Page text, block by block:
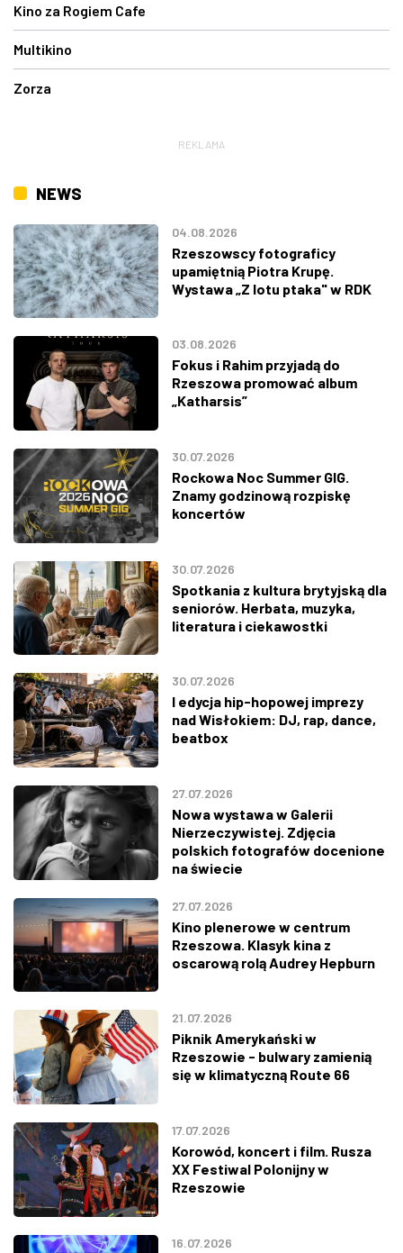
Kino za Rogiem Cafe
Multikino
Zorza
REKLAMA
NEWS
04.08.2026
Rzeszowscy fotograficy
upamiętnią Piotra Krupę.
Wystawa „Z lotu ptaka" w RDK
03.08.2026
Fokus i Rahim przyjadą do
Rzeszowa promować album
„Katharsis”
30.07.2026
Rockowa Noc Summer GIG.
Znamy godzinową rozpiskę
koncertów
30.07.2026
Spotkania z kultura brytyjską dla
seniorów. Herbata, muzyka,
literatura i ciekawostki
30.07.2026
I edycja hip-hopowej imprezy
nad Wisłokiem: DJ, rap, dance,
beatbox
27.07.2026
Nowa wystawa w Galerii
Nierzeczywistej. Zdjęcia
polskich fotografów docenione
na świecie
27.07.2026
Kino plenerowe w centrum
Rzeszowa. Klasyk kina z
oscarową rolą Audrey Hepburn
21.07.2026
Piknik Amerykański w
Rzeszowie - bulwary zamienią
się w klimatyczną Route 66
17.07.2026
Korowód, koncert i film. Rusza
XX Festiwal Polonijny w
Rzeszowie
16.07.2026